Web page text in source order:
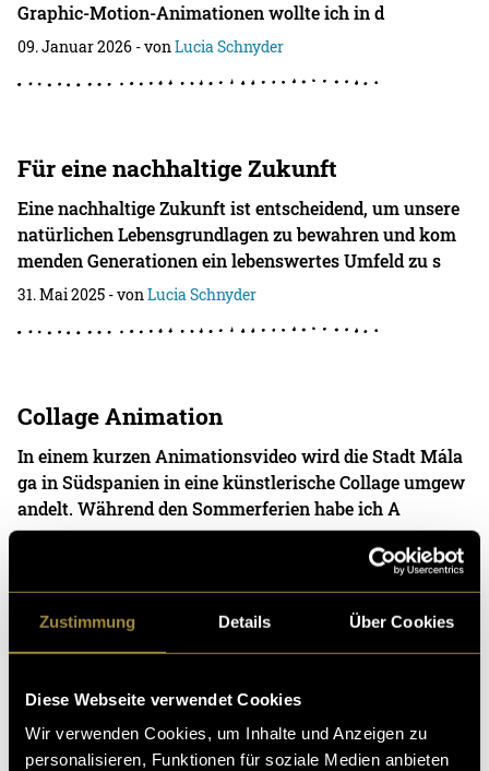
Zustimmung Details Über Cookies
Diese Webseite verwendet Cookies
Wir verwenden Cookies, um Inhalte und Anzeigen zu
personalisieren, Funktionen für soziale Medien anbieten
Graphic-Motion-Animationen wollte ich in d
09. Januar 2026 - vonLucia Schnyder
Für eine nachhaltige Zukunft
Eine nachhaltige Zukunft ist entscheidend, um unsere
natürlichen Lebensgrundlagen zu bewahren und kom
menden Generationen ein lebenswertes Umfeld zu s
31. Mai 2025 - vonLucia Schnyder
Collage Animation
In einem kurzen Animationsvideo wird die Stadt Mála
ga in Südspanien in eine künstlerische Collage umgew
andelt. Während den Sommerferien habe ich A
Ein kleines Dorf in Spanien wird zum
internationalen Filmfestival
In Spanien, besser gesagt im Dorf Calzada de Calatrav
a, findet jedes Jahr ein internationales Filmfestival stat